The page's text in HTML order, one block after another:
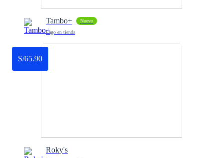
Tambo+ Nuevo
Pago en tienda
S/65.90
Roky's